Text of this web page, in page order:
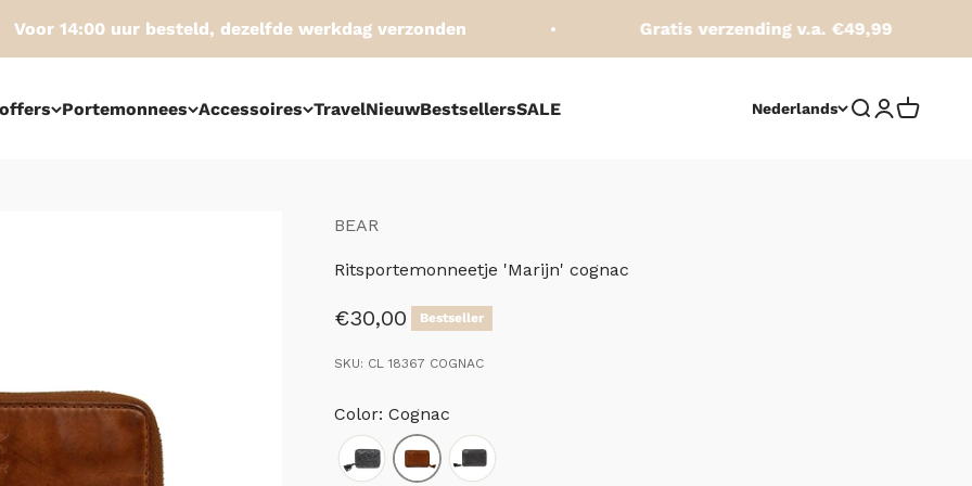
14:00 uur besteld, dezelfde werkdag verzonden Gratis verzending v.a. €49,99
Portemonnees Accessoires TravelNieuwBestsellersSALE Nederlands Zoeken
BEAR
Ritsportemonneetje 'Marijn' cognac
Aanbiedingsprijs
€30,00 Bestseller
SKU: CL 18367 COGNAC
Color: Cognac